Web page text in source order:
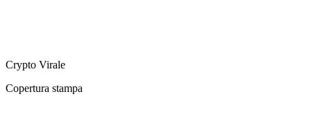
Crypto Virale
Copertura stampa